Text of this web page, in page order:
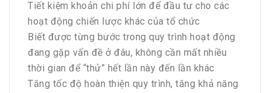
Tiết kiệm khoản chi phí lớn để đầu tư cho các
hoạt động chiến lược khác của tổ chức
Biết được từng bước trong quy trình hoạt động
đang gặp vấn đề ở đâu, không cần mất nhiều
thời gian để “thử” hết lần này đến lần khác
Tăng tốc độ hoàn thiện quy trình, tăng khả năng